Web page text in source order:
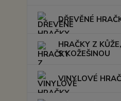
DŘEVĚNÉ
HRAČKY Z KŮŽE,
S KOŽEŠINOU
VINYLOVÉ